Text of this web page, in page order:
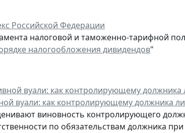
Российской Федерации
налоговой и таможенно-тарифной
налогообложения дивидендов"
вуали: как контролирующему должника
виновность контролирующего
по обязательствам должника